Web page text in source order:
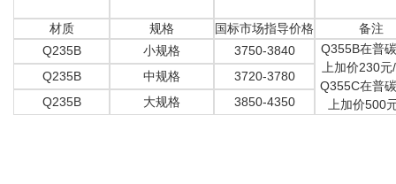
材质 规格 国标市场指导价格
备注
Q235B
小规格 3750-3840
Q355B在普
上加价230
Q355C在普
上加价500
Q235B 中规格
3720-3780
Q235B
大规格 3850-4350